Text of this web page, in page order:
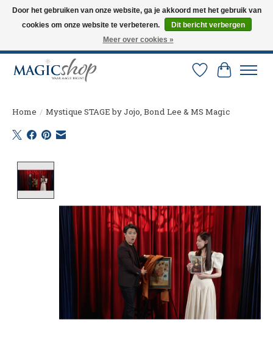
Altijd de nieuwste trucs op voorraad. Snelle verzending via PostNL en DHL.
Langskomen in onze winkel? Bel of mail om een afspraak te maken. 0251-
Verlanglijst
Home / Mystique STAGE by Jojo, Bond Lee & MS Magic
Door het gebruiken van onze website, ga je akkoord met het gebruik van
cookies om onze website te verbeteren.
Dit bericht verbergen
Meer over cookies »